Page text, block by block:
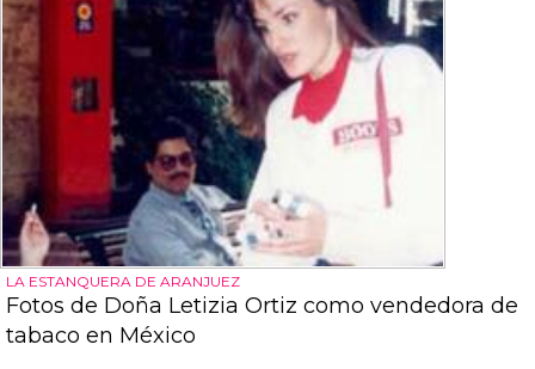
LA ESTANQUERA DE ARANJUEZ
Fotos de Doña Letizia Ortiz como vendedora de
tabaco en México